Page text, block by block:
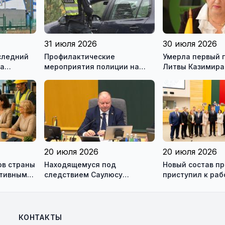
31 июля 2026
Профилактические
мероприятия полиции на
30 июля 2026
Умерла первый
Литвы
страны
20 июля 2026
Находящемуся под
следствием Саулюсу
20 июля 2026
Новый состав
приступил к
КОНТАКТЫ